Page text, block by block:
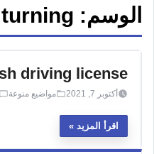
الوسم:
driving license
أكتوبر 7, 2021 مواضيع منوعة
اقرأ المزيد